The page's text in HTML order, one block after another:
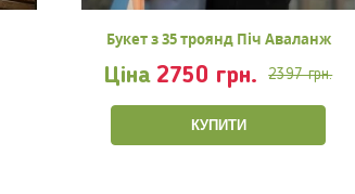
Букет з 35 троянд Піч Аваланж
Ціна 2750 грн. 2397 грн.
КУПИТИ